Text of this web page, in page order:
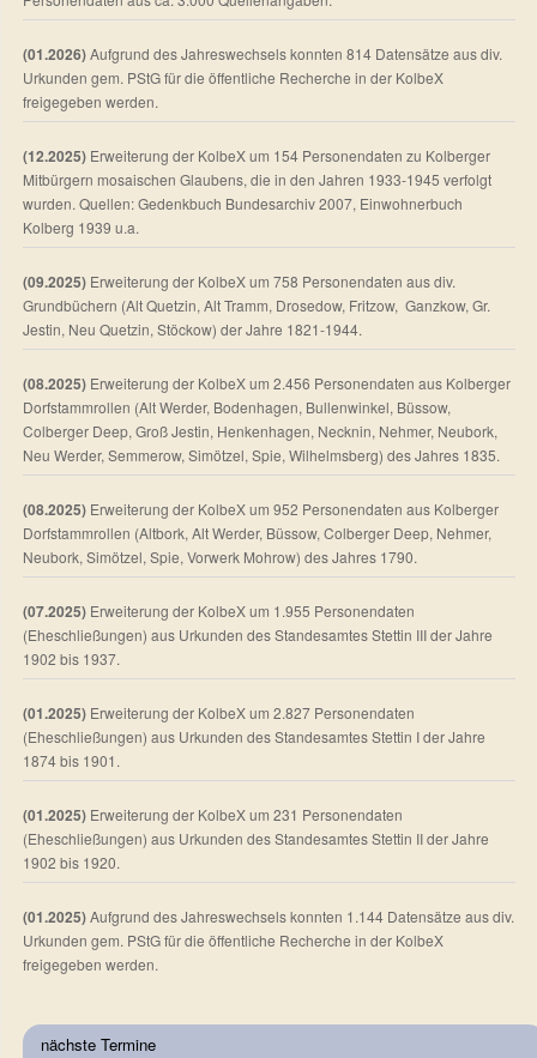
(01.2026)Aufgrund des Jahreswechsels konnten 814 Datensätze aus div.
Urkunden gem. PStG für die öffentliche Recherche in der KolbeX
freigegeben werden.
(12.2025) Erweiterung der KolbeX um 154 Personendaten zu Kolberger
Mitbürgern mosaischen Glaubens, die in den Jahren 1933-1945 verfolgt
wurden. Quellen: Gedenkbuch Bundesarchiv 2007, Einwohnerbuch
Kolberg 1939 u.a.
(09.2025) Erweiterung der KolbeX um 758 Personendaten aus div.
Grundbüchern (Alt Quetzin, Alt Tramm, Drosedow, Fritzow, Ganzkow, Gr.
Jestin, Neu Quetzin, Stöckow) der Jahre 1821-1944.
(08.2025) Erweiterung der KolbeX um 2.456 Personendaten aus Kolberger
Dorfstammrollen (Alt Werder, Bodenhagen, Bullenwinkel, Büssow,
Colberger Deep, Groß Jestin, Henkenhagen, Necknin, Nehmer, Neubork,
Neu Werder, Semmerow, Simötzel, Spie, Wilhelmsberg) des Jahres 1835.
(08.2025) Erweiterung der KolbeX um 952 Personendaten aus Kolberger
Dorfstammrollen (Altbork, Alt Werder, Büssow, Colberger Deep, Nehmer,
Neubork, Simötzel, Spie, Vorwerk Mohrow) des Jahres 1790.
(07.2025) Erweiterung der KolbeX um 1.955 Personendaten
(Eheschließungen) aus Urkunden des Standesamtes Stettin III der Jahre
1902 bis 1937.
(01.2025) Erweiterung der KolbeX um 2.827 Personendaten
(Eheschließungen) aus Urkunden des Standesamtes Stettin I der Jahre
1874 bis 1901.
(01.2025) Erweiterung der KolbeX um 231 Personendaten
(Eheschließungen) aus Urkunden des Standesamtes Stettin II der Jahre
1902 bis 1920.
(01.2025)Aufgrund des Jahreswechsels konnten 1.144 Datensätze aus div.
Urkunden gem. PStG für die öffentliche Recherche in der KolbeX
freigegeben werden.
nächste Termine